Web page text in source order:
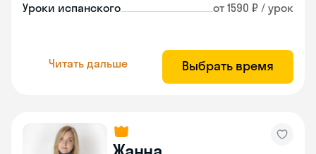
Уроки испанского от 1590 ₽ / урок
Читать дальше Выбрать время